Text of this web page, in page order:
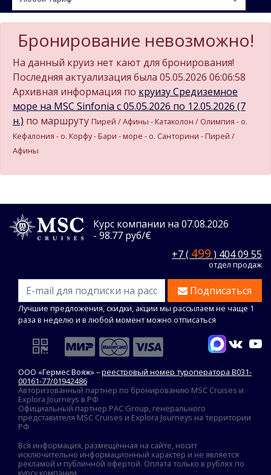
Бронирование невозможно!
На данный круиз нет кают для бронирования!
Последняя актуализация была 05.05.2026 06:06:58
Архивная информация по круизу Средиземное
море на MSC Sinfonia c 05.05.2026 по 12.05.2026 (7
н.) по маршруту Пирей / Афины - Катаколон / Олимпия - о.
Кефалония - о. Корфу - Бари - море - о. Санторини - Пирей /
Афины
Курс компании на 07.08.2026
- 98.77 руб/€
+7 ( 499 ) 404 09 55
отдел продаж
Подписаться
Лучшие предложения, скидки, акции мы рассылаем не чаще 1
раза в неделю и в любой момент можно отписаться
ООО «Гермес Вояж» –реестровый номер туроператора В031-
00161-77/01942486
Авторизованный партнер по бронированию MSC Cruises и
Explora Journeys в РФ
Официальный партнер PAC Group, генерального
представителя MSC Cruises и Explora Journeys на территории
РФ
Вся информация, размещённая на сайте, носит
исключительно информационный характер и не является
рекламой и публичной офертой. Оплата только в рублях по
курсу компании.